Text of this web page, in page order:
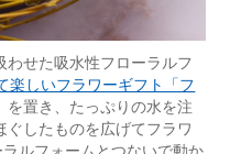
せた吸水性フローラルフ
しいフラワーギフト「フ
を置き、たっぷりの水を注
したものを広げてフラワ
ルフォームとつないで動か